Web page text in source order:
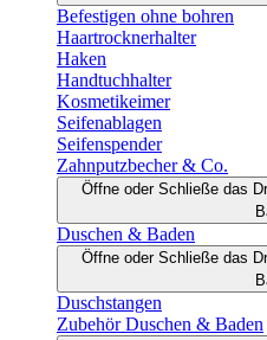
Befestigen ohne bohren
Haartrocknerhalter
Haken
Handtuchhalter
Kosmetikeimer
Seifenablagen
Seifenspender
Zahnputzbecher & Co.
Öffne oder Schließe das
Duschen & Baden
Öffne oder Schließe das
Duschstangen
Zubehör Duschen & Baden